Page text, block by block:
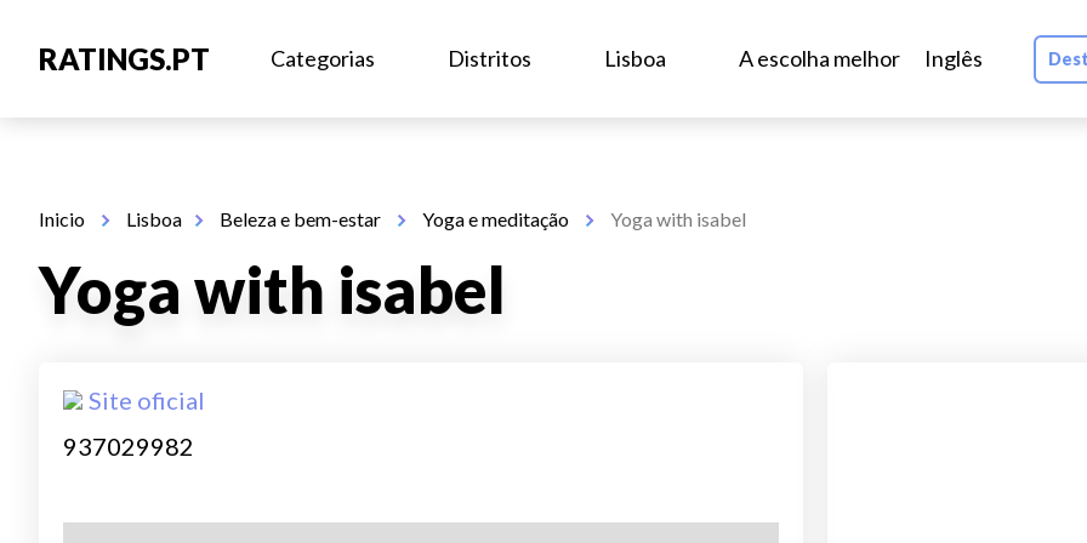
RATINGS.PT Categorias Distritos Lisboa A escolha melhor Inglês
Inicio Lisboa Beleza e bem-estar Yoga e meditação Yoga with isabel
Yoga with isabel
Site oficial
937029982